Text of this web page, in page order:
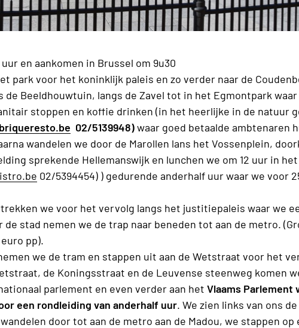
en aankomen in Brussel om 9u30
park voor het koninklijk paleis en zo verder naar de
de Beeldhouwtuin, langs de Zavel tot in het Egmontpark waar
stoppen en koffie drinken (in het heerlijke in de natuur
02/5139948)waar goed betaalde ambtenaren
wandelen we door de Marollen lans het Vossenplein,
sprekende Hellemanswijk en lunchen we om 12 uur in het
02/5394454) ) gedurende anderhalf uur waar we voor
we voor het vervolg langs het justitiepaleis waar we
stad nemen we de trap naar beneden tot aan de metro.
euro pp).
we de tram en stappen uit aan de Wetstraat voor het
de Koningsstraat en de Leuvense steenweg komen
parlement en even verder aan het Vlaams Parlement
een rondleiding van anderhalf uur. We zien links van ons de
door tot aan de metro aan de Madou, we stappen op